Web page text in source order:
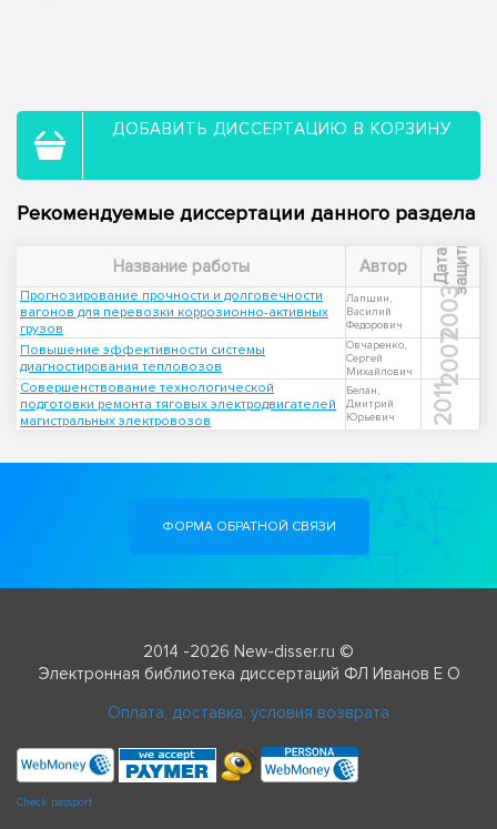
ДОБАВИТЬ ДИССЕРТАЦИЮ В КОРЗИНУ
Рекомендуемые диссертации данного раздела
Название работы Автор Д
а
т
а
з
а
щ
и
т ы
Прогнозирование прочности и долговечности
вагонов для перевозки коррозионно-активных
грузов
Лапшин,
Василий
Федорович
2003
Повышение эффективности системы
диагностирования тепловозов
Овчаренко,
Сергей
Михайлович
2007
Совершенствование технологической
подготовки ремонта тяговых электродвигателей
магистральных электровозов
Белан,
Дмитрий
Юрьевич
2011
ФОРМА ОБРАТНОЙ СВЯЗИ
2014 -2026 New-disser.ru ©
Электронная библиотека диссертаций ФЛ Иванов Е О
Оплата, доставка, условия возврата
Check passport